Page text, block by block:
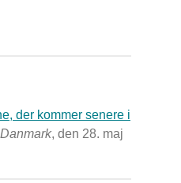
der kommer senere i
, den 28. maj